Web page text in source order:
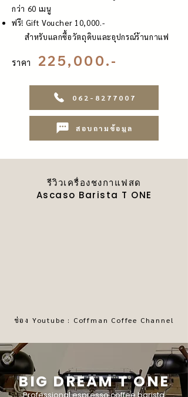
กว่า 60 เมนู
ฟรี! Gift Voucher 10,000.-
สำหรับแลกซื้อวัตถุดิบและอุปกรณ์ร้านกาแฟ
ราคา 225,000.-
062-8277007
สอบถามข้อมูล
รีวิวเครื่องชงกาแฟสด
Ascaso Barista T ONE
ช่อง Youtube : Coffman Coffee Channel
BIG DREAM T ONE
Professional espresso coffee barista